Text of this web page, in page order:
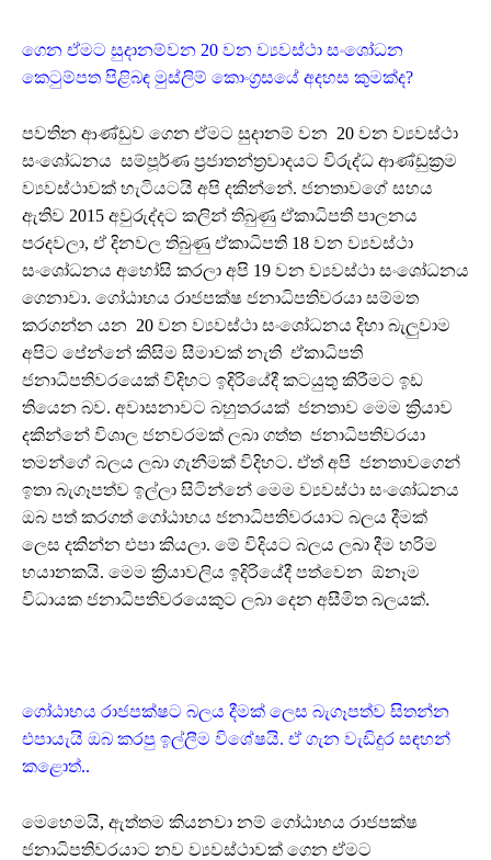
ගෙන ඒමට සුදානම්වන 20 වන ව්‍යවස්ථා සංශෝධන
කෙටුම්පත පිළිබඳ මුස්ලිම් කොංග්‍රසයේ අදහස කුමක්ද?
පවතින ආණ්ඩුව ගෙන ඒමට සුදානම් වන 20 වන ව්‍යවස්ථා
සංශෝධනය සම්පූර්ණ ප්‍රජාතන්ත්‍රවාදයට විරුද්ධ ආණ්ඩුක්‍රම
ව්‍යවස්ථාවක් හැටියටයි අපි දකින්නේ. ජනතාවගේ සහය
ඇතිව 2015 අවුරුද්දට කලින් තිබුණු ඒකාධිපති පාලනය
පරදවලා, ඒ දිනවල තිබුණු ඒකාධිපති 18 වන ව්‍යවස්ථා
සංශෝධනය අහෝසි කරලා අපි 19 වන ව්‍යවස්ථා සංශෝධනය
ගෙනාවා. ගෝඨාභය රාජපක්ෂ ජනාධිපතිවරයා සම්මත
කරගන්න යන 20 වන ව්‍යවස්ථා සංශෝධනය දිහා බැලුවාම
අපිට පේන්නේ කිසිම සීමාවක් නැති ඒකාධිපති
ජනාධිපතිවරයෙක් විදිහට ඉදිරියේදී කටයුතු කිරීමට ඉඩ
තියෙන බව. අවාසනාවට බහුතරයක් ජනතාව මෙම ක්‍රියාව
දකින්නේ විශාල ජනවරමක් ලබා ගත්ත ජනාධිපතිවරයා
තමන්ගේ බලය ලබා ගැනීමක් විදිහට. ඒත් අපි ජනතාවගෙන්
ඉතා බැගෑපත්ව ඉල්ලා සිටින්නේ මෙම ව්‍යවස්ථා සංශෝධනය
ඔබ පත් කරගත් ගෝඨාභය ජනාධිපතිවරයාට බලය දීමක්
ලෙස දකින්න එපා කියලා. මේ විදියට බලය ලබා දීම හරිම
භයානකයි. මෙම ක්‍රියාවලිය ඉදිරියේදී පත්වෙන ඕනෑම
විධායක ජනාධිපතිවරයෙකුට ලබා දෙන අසීමිත බලයක්.
ගෝඨාභය රාජපක්ෂට බලය දීමක් ලෙස බැගෑපත්ව සිතන්න
එපායැයි ඔබ කරපු ඉල්ලීම විශේෂයි. ඒ ගැන වැඩිදුර සඳහන්
කළොත්..
මෙහෙමයි, ඇත්තම කියනවා නම් ගෝඨාභය රාජපක්ෂ
ජනාධිපතිවරයාට නව ව්‍යවස්ථාවක් ගෙන ඒමට